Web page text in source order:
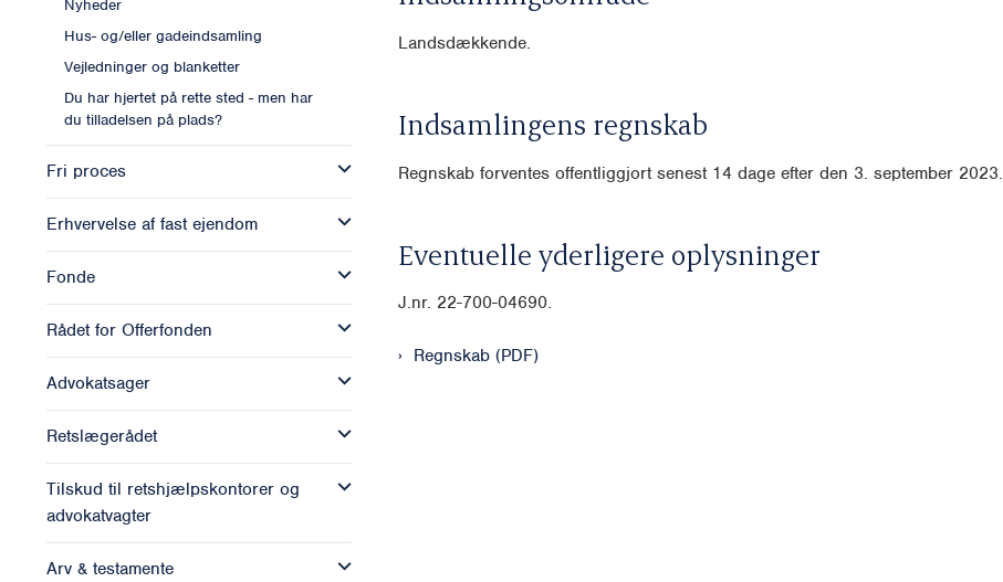
Nyheder
Hus- og/eller gadeindsamling
Vejledninger og blanketter
Du har hjertet på rette sted - men har
du tilladelsen på plads?
Fri proces
Erhvervelse af fast ejendom
Fonde
Rådet for Offerfonden
Advokatsager
Retslægerådet
Tilskud til retshjælpskontorer og
advokatvagter
Arv & testamente
Landsdækkende.
Indsamlingens regnskab
Regnskab forventes offentliggjort senest 14 dage efter den 3. september 2023.
Eventuelle yderligere oplysninger
J.nr. 22-700-04690.
Regnskab (PDF)